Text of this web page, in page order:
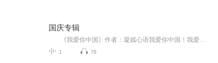
国庆专辑
1 78